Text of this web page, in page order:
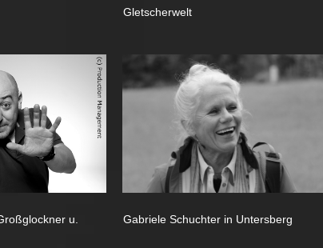
Gletscherwelt
u.
Gabriele Schuchter in Untersberg